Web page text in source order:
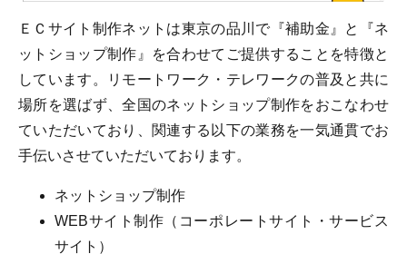
ＥＣサイト制作ネットは東京の品川で『補助金』と『ネ
ットショップ制作』を合わせてご提供することを特徴と
しています。リモートワーク・テレワークの普及と共に
場所を選ばず、全国のネットショップ制作をおこなわせ
ていただいており、関連する以下の業務を一気通貫でお
手伝いさせていただいております。
ネットショップ制作
WEBサイト制作（コーポレートサイト・サービス
サイト）